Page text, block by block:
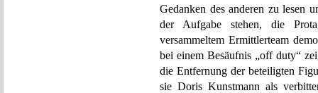
Gedanken des anderen zu lesen
der Aufgabe stehen, die
versammeltem Ermittlerteam
bei einem Besäufnis „off duty“
die Entfernung der beteiligten
sie Doris Kunstmann als